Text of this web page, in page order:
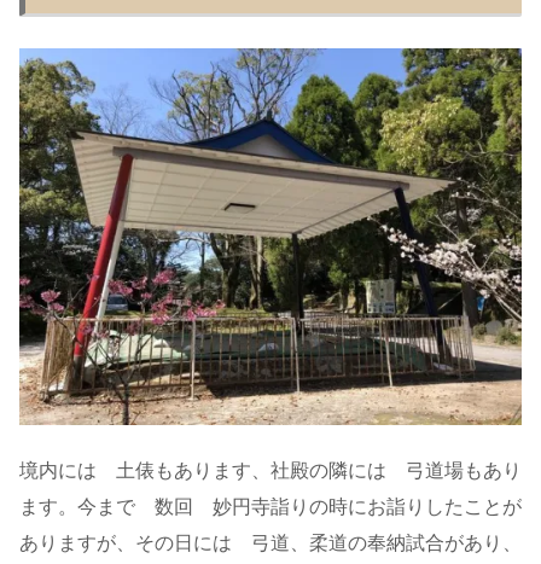
境内には 土俵もあります、社殿の隣には 弓道場もあり
ます。今まで 数回 妙円寺詣りの時にお詣りしたことが
ありますが、その日には 弓道、柔道の奉納試合があり、